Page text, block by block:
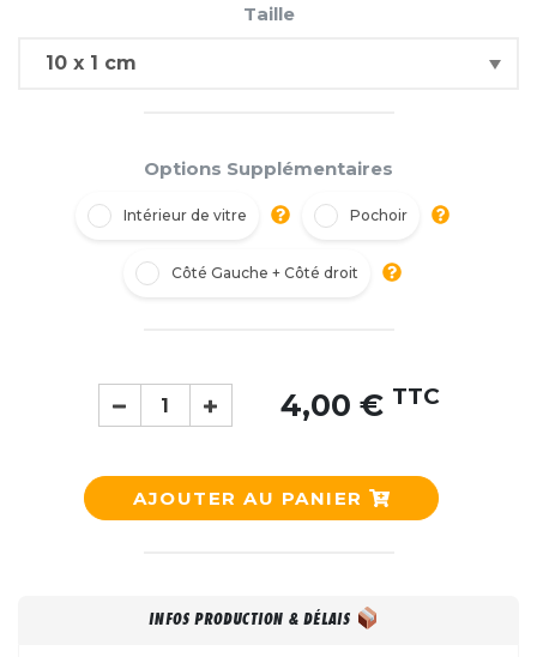
Taille
Options Supplémentaires
Intérieur de vitre Pochoir
Côté Gauche + Côté droit
4,00 € TTC
AJOUTER AU PANIER
INFOS PRODUCTION & DÉLAIS